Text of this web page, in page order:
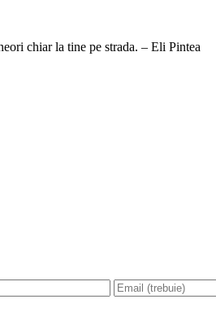
chiar la tine pe strada. – Eli Pintea